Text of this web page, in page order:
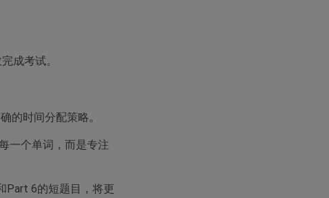
成考试。
的时间分配策略。
一个单词，而是专注
Part 6的短题目，将更